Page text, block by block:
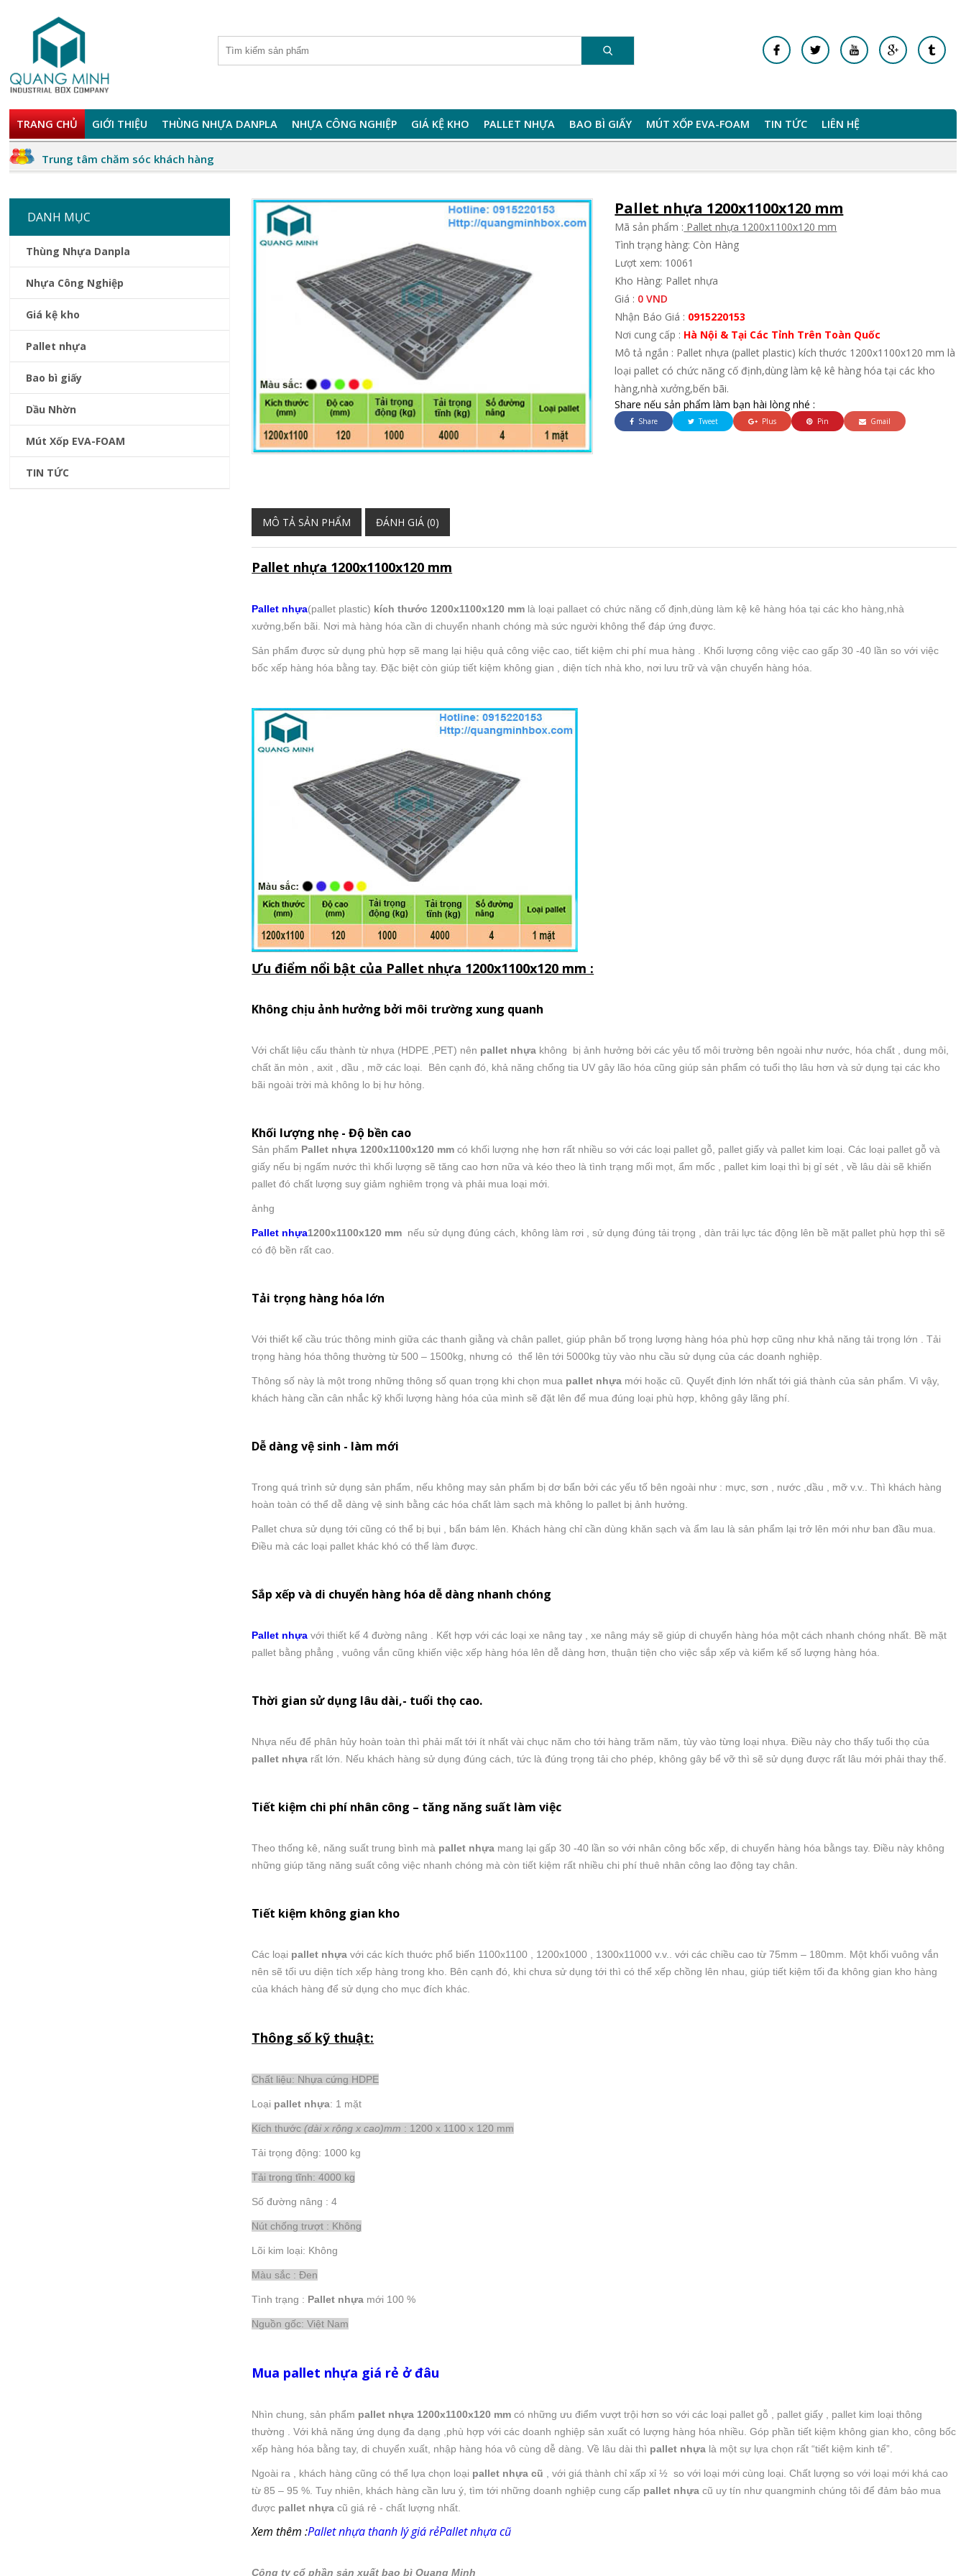
TRANG CHỦ GIỚI THIỆU THÙNG NHỰA DANPLA NHỰA CÔNG NGHIỆP GIÁ KỆ KHO PALLET NHỰA BAO BÌ GIẤY MÚT XỐP EVA-FOAM TIN TỨC LIÊN HỆ
Trung tâm chăm sóc khách hàng
DANH MỤC
Thùng Nhựa Danpla
Nhựa Công Nghiệp
Giá kệ kho
Pallet nhựa
Bao bì giấy
Dầu Nhờn
Mút Xốp EVA-FOAM
TIN TỨC
Pallet nhựa 1200x1100x120 mm
Mã sản phẩm : Pallet nhựa 1200x1100x120 mm
Tình trạng hàng: Còn Hàng
Lượt xem: 10061
Kho Hàng: Pallet nhựa
Giá : 0 VND
Nhận Báo Giá : 0915220153
Nơi cung cấp : Hà Nội & Tại Các Tỉnh Trên Toàn Quốc
Mô tả ngắn : Pallet nhựa (pallet plastic) kích thước 1200x1100x120 mm là
loại pallet có chức năng cố định,dùng làm kệ kê hàng hóa tại các kho
hàng,nhà xưởng,bến bãi.
Share nếu sản phẩm làm bạn hài lòng nhé :
Share Tweet Plus Pin Gmail
MÔ TẢ SẢN PHẨM ĐÁNH GIÁ (0)
Pallet nhựa 1200x1100x120 mm
Pallet nhựa(pallet plastic) kích thước 1200x1100x120 mm là loại pallaet có chức năng cố định,dùng làm kệ kê hàng hóa tại các kho hàng,nhà
xưởng,bến bãi. Nơi mà hàng hóa cần di chuyển nhanh chóng mà sức người không thể đáp ứng được.
Sản phẩm được sử dụng phù hợp sẽ mang lại hiệu quả công việc cao, tiết kiệm chi phí mua hàng . Khối lượng công việc cao gấp 30 -40 lần so với việc
bốc xếp hàng hóa bằng tay. Đặc biệt còn giúp tiết kiệm không gian , diện tích nhà kho, nơi lưu trữ và vận chuyển hàng hóa.
Ưu điểm nổi bật của Pallet nhựa 1200x1100x120 mm :
Không chịu ảnh hưởng bởi môi trường xung quanh
Với chất liệu cấu thành từ nhựa (HDPE ,PET) nên pallet nhựa không bị ảnh hưởng bởi các yêu tố môi trường bên ngoài như nước, hóa chất , dung môi,
chất ăn mòn , axit , dầu , mỡ các loại. Bên cạnh đó, khả năng chống tia UV gây lão hóa cũng giúp sản phẩm có tuổi thọ lâu hơn và sử dụng tại các kho
bãi ngoài trời mà không lo bị hư hỏng.
Khối lượng nhẹ - Độ bền cao
Sản phẩm Pallet nhựa 1200x1100x120 mmcó khối lượng nhẹ hơn rất nhiều so với các loại pallet gỗ, pallet giấy và pallet kim loại. Các loại pallet gỗ và
giấy nếu bị ngấm nước thì khối lượng sẽ tăng cao hơn nữa và kéo theo là tình trạng mối mọt, ẩm mốc , pallet kim loại thì bị gỉ sét , về lâu dài sẽ khiến
pallet đó chất lượng suy giảm nghiêm trọng và phải mua loại mới.
ảnhg
Pallet nhựa1200x1100x120 mm nếu sử dụng đúng cách, không làm rơi , sử dụng đúng tải trọng , dàn trải lực tác động lên bề mặt pallet phù hợp thì sẽ
có độ bền rất cao.
Tải trọng hàng hóa lớn
Với thiết kế cầu trúc thông minh giữa các thanh giằng và chân pallet, giúp phân bố trọng lượng hàng hóa phù hợp cũng như khả năng tải trọng lớn . Tải
trọng hàng hóa thông thường từ 500 – 1500kg, nhưng có thể lên tới 5000kg tùy vào nhu cầu sử dụng của các doanh nghiệp.
Thông số này là một trong những thông số quan trọng khi chọn mua pallet nhựa mới hoặc cũ. Quyết định lớn nhất tới giá thành của sản phẩm. Vì vậy,
khách hàng cần cân nhắc kỹ khối lượng hàng hóa của mình sẽ đặt lên để mua đúng loại phù hợp, không gây lãng phí.
Dễ dàng vệ sinh - làm mới
Trong quá trình sử dụng sản phẩm, nếu không may sản phẩm bị dơ bẩn bởi các yếu tố bên ngoài như : mực, sơn , nước ,dầu , mỡ v.v.. Thì khách hàng
hoàn toàn có thể dễ dàng vệ sinh bằng các hóa chất làm sạch mà không lo pallet bị ảnh hưởng.
Pallet chưa sử dụng tới cũng có thể bị bụi , bẩn bám lên. Khách hàng chỉ cần dùng khăn sạch và ẩm lau là sản phẩm lại trở lên mới như ban đầu mua.
Điều mà các loại pallet khác khó có thể làm được.
Sắp xếp và di chuyển hàng hóa dễ dàng nhanh chóng
Pallet nhựa với thiết kế 4 đường nâng . Kết hợp với các loại xe nâng tay , xe nâng máy sẽ giúp di chuyển hàng hóa một cách nhanh chóng nhất. Bề mặt
pallet bằng phẳng , vuông vắn cũng khiến việc xếp hàng hóa lên dễ dàng hơn, thuận tiện cho việc sắp xếp và kiểm kế số lượng hàng hóa.
Thời gian sử dụng lâu dài,- tuổi thọ cao.
Nhựa nếu để phân hủy hoàn toàn thì phải mất tới ít nhất vài chục năm cho tới hàng trăm năm, tùy vào từng loại nhựa. Điều này cho thấy tuổi thọ của
pallet nhựa rất lớn. Nếu khách hàng sử dụng đúng cách, tức là đúng trọng tải cho phép, không gây bể vỡ thì sẽ sử dụng được rất lâu mới phải thay thế.
Tiết kiệm chi phí nhân công – tăng năng suất làm việc
Theo thống kê, năng suất trung bình mà pallet nhựa mang lại gấp 30 -40 lần so với nhân công bốc xếp, di chuyển hàng hóa bằngs tay. Điều này không
những giúp tăng năng suất công việc nhanh chóng mà còn tiết kiệm rất nhiều chi phí thuê nhân công lao động tay chân.
Tiết kiệm không gian kho
Các loại pallet nhựa với các kích thuớc phổ biến 1100x1100 , 1200x1000 , 1300x11000 v.v.. với các chiều cao từ 75mm – 180mm. Một khối vuông vắn
nên sẽ tối ưu diện tích xếp hàng trong kho. Bên cạnh đó, khi chưa sử dụng tới thì có thể xếp chồng lên nhau, giúp tiết kiệm tối đa không gian kho hàng
của khách hàng để sử dụng cho mục đích khác.
Thông số kỹ thuật:
Chất liệu: Nhựa cứng HDPE
Loại pallet nhựa: 1 mặt
Kích thước(dài x rộng x cao)mm : 1200 x 1100 x 120 mm
Tải trọng động: 1000 kg
Tải trọng tĩnh: 4000 kg
Số đường nâng : 4
Nút chống trượt : Không
Lõi kim loại: Không
Màu sắc : Đen
Tình trạng : Pallet nhựa mới 100 %
Nguồn gốc: Việt Nam
Mua pallet nhựa giá rẻ ở đâu
Nhìn chung, sản phẩm pallet nhựa 1200x1100x120 mm có những ưu điểm vượt trội hơn so với các loại pallet gỗ , pallet giấy , pallet kim loại thông
thường . Với khả năng ứng dụng đa dạng ,phù hợp với các doanh nghiệp sản xuất có lượng hàng hóa nhiều. Góp phần tiết kiệm không gian kho, công bốc
xếp hàng hóa bằng tay, di chuyển xuất, nhập hàng hóa vô cùng dễ dàng. Về lâu dài thì pallet nhựa là một sự lựa chọn rất “tiết kiệm kinh tể”.
Ngoài ra , khách hàng cũng có thể lựa chọn loại pallet nhựa cũ , với giá thành chỉ xấp xỉ ½ so với loại mới cùng loại. Chất lượng so với loại mới khá cao
từ 85 – 95 %. Tuy nhiên, khách hàng cần lưu ý, tìm tới những doanh nghiệp cung cấp pallet nhựa cũ uy tín như quangminh chúng tôi để đảm bảo mua
được pallet nhựa cũ giá rẻ - chất lượng nhất.
Xem thêm :Pallet nhựa thanh lý giá rẻPallet nhựa cũ
Công ty cổ phần sản xuất bao bì Quang Minh